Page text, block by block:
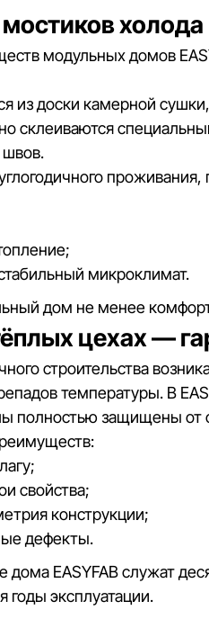
холода
модульных домов
из доски камерной
склеиваются
швов.
проживания,
микроклимат.
дом не менее
цехах —
строительства
температуры. В
полностью защищены от
свойства;
конструкции;
дефекты.
EASYFAB служат
годы эксплуатации.